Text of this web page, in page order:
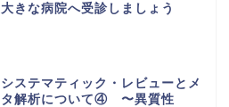
大きな病院へ受診しましょう
システマティック・レビューとメ
タ解析について④ 〜異質性